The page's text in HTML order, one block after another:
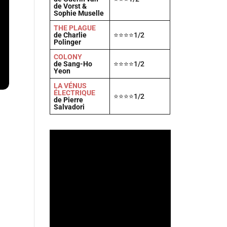
de Vorst &
Sophie Muselle
THE PLAGUE
de Charlie
Polinger
⭐⭐⭐⭐1/2
COLONY
de Sang-Ho
Yeon
⭐⭐⭐⭐1/2
LA VÉNUS
ÉLECTRIQUE
de Pierre
Salvadori
⭐⭐⭐⭐1/2